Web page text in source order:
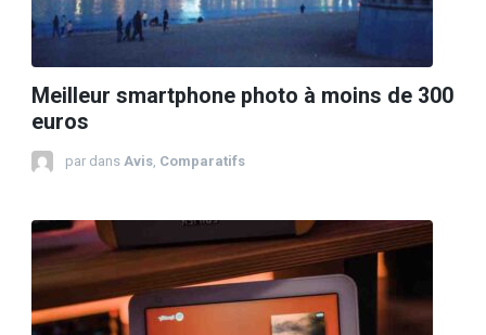
Meilleur smartphone photo à moins de 300
euros
par dans Avis Comparatifs